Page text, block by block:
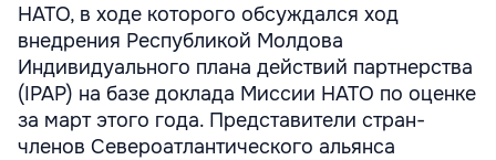
НАТО, в ходе которого обсуждался ход
внедрения Республикой Молдова
Индивидуального плана действий партнерства
(IPAP) на базе доклада Миссии НАТО по оценке
за март этого года. Представители стран-
членов Североатлантического альянса